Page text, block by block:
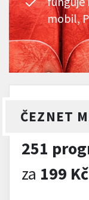
mobil,
ČEZNET
251
za 199